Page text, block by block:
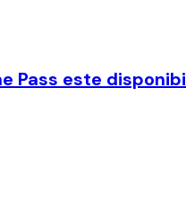
Pass este